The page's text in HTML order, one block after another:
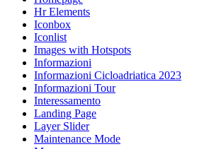
Hr Elements
Iconbox
Iconlist
Images with Hotspots
Informazioni
Informazioni Cicloadriatica 2023
Informazioni Tour
Interessamento
Landing Page
Layer Slider
Maintenance Mode